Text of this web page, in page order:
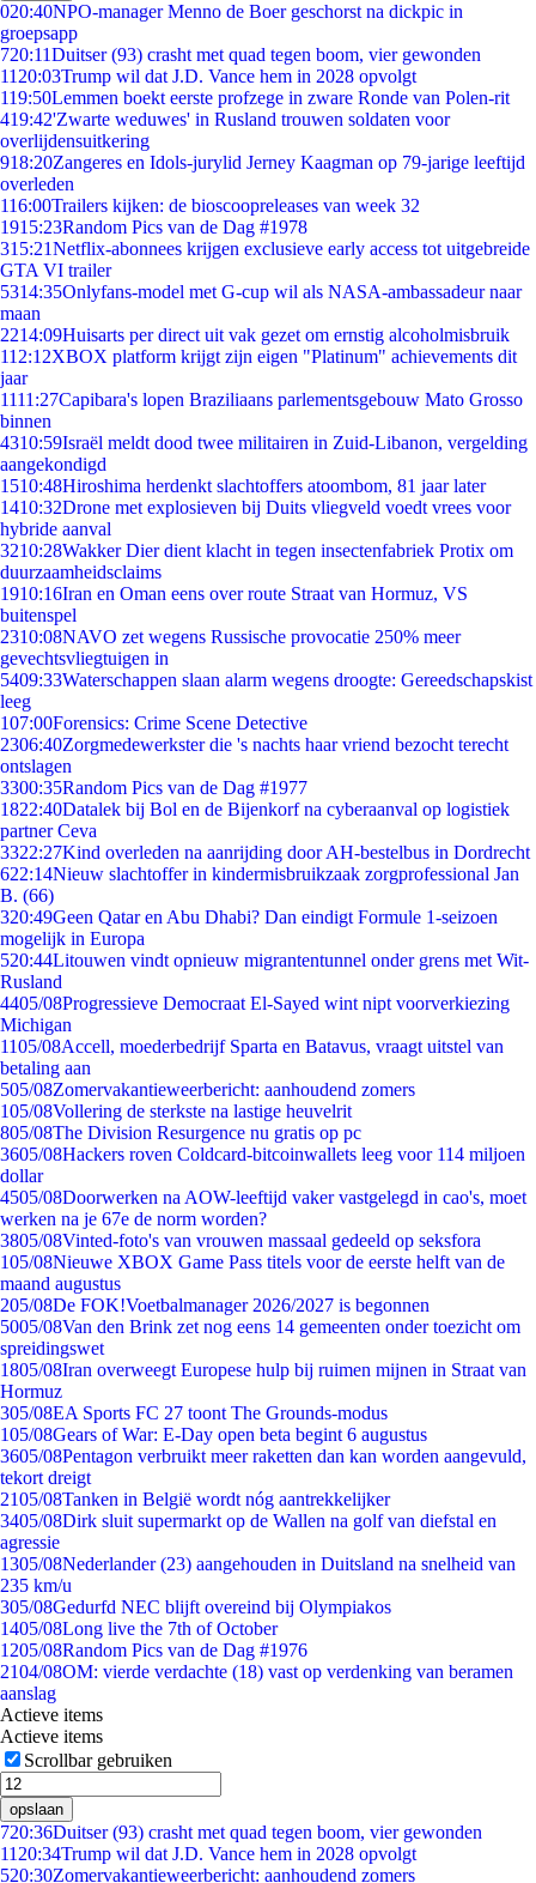
020:40NPO-manager Menno de Boer geschorst na dickpic in
groepsapp
720:11Duitser (93) crasht met quad tegen boom, vier gewonden
11 20:03Trump wil dat J.D. Vance hem in 2028 opvolgt
119:50Lemmen boekt eerste profzege in zware Ronde van Polen-rit
419:42'Zwarte weduwes' in Rusland trouwen soldaten voor
overlijdensuitkering
918:20Zangeres en Idols-jurylid Jerney Kaagman op 79-jarige leeftijd
overleden
116:00Trailers kijken: de bioscoopreleases van week 32
1915:23Random Pics van de Dag #1978
315:21Netflix-abonnees krijgen exclusieve early access tot uitgebreide
GTA VI trailer
5314:35Onlyfans-model met G-cup wil als NASA-ambassadeur naar
maan
2214:09Huisarts per direct uit vak gezet om ernstig alcoholmisbruik
112:12XBOX platform krijgt zijn eigen "Platinum" achievements dit
jaar
1111:27Capibara's lopen Braziliaans parlementsgebouw Mato Grosso
binnen
4310:59Israël meldt dood twee militairen in Zuid-Libanon, vergelding
aangekondigd
1510:48Hiroshima herdenkt slachtoffers atoombom, 81 jaar later
1410:32Drone met explosieven bij Duits vliegveld voedt vrees voor
hybride aanval
3210:28Wakker Dier dient klacht in tegen insectenfabriek Protix om
duurzaamheidsclaims
1910:16Iran en Oman eens over route Straat van Hormuz, VS
buitenspel
2310:08NAVO zet wegens Russische provocatie 250% meer
gevechtsvliegtuigen in
5409:33Waterschappen slaan alarm wegens droogte: Gereedschapskist
leeg
107:00Forensics: Crime Scene Detective
2306:40Zorgmedewerkster die 's nachts haar vriend bezocht terecht
ontslagen
3300:35Random Pics van de Dag #1977
1822:40Datalek bij Bol en de Bijenkorf na cyberaanval op logistiek
partner Ceva
3322:27Kind overleden na aanrijding door AH-bestelbus in Dordrecht
622:14Nieuw slachtoffer in kindermisbruikzaak zorgprofessional Jan
B. (66)
320:49Geen Qatar en Abu Dhabi? Dan eindigt Formule 1-seizoen
mogelijk in Europa
520:44Litouwen vindt opnieuw migrantentunnel onder grens met Wit-
Rusland
4405/08Progressieve Democraat El-Sayed wint nipt voorverkiezing
Michigan
1105/08Accell, moederbedrijf Sparta en Batavus, vraagt uitstel van
betaling aan
505/08Zomervakantieweerbericht: aanhoudend zomers
105/08Vollering de sterkste na lastige heuvelrit
805/08The Division Resurgence nu gratis op pc
3605/08Hackers roven Coldcard-bitcoinwallets leeg voor 114 miljoen
dollar
4505/08Doorwerken na AOW-leeftijd vaker vastgelegd in cao's, moet
werken na je 67e de norm worden?
3805/08Vinted-foto's van vrouwen massaal gedeeld op seksfora
105/08Nieuwe XBOX Game Pass titels voor de eerste helft van de
maand augustus
205/08De FOK!Voetbalmanager 2026/2027 is begonnen
5005/08Van den Brink zet nog eens 14 gemeenten onder toezicht om
spreidingswet
1805/08Iran overweegt Europese hulp bij ruimen mijnen in Straat van
Hormuz
305/08EA Sports FC 27 toont The Grounds-modus
105/08Gears of War: E-Day open beta begint 6 augustus
3605/08Pentagon verbruikt meer raketten dan kan worden aangevuld,
tekort dreigt
2105/08Tanken in België wordt nóg aantrekkelijker
3405/08Dirk sluit supermarkt op de Wallen na golf van diefstal en
agressie
1305/08Nederlander (23) aangehouden in Duitsland na snelheid van
235 km/u
305/08Gedurfd NEC blijft overeind bij Olympiakos
1405/08Long live the 7th of October
1205/08Random Pics van de Dag #1976
2104/08OM: vierde verdachte (18) vast op verdenking van beramen
aanslag
Actieve items
Actieve items
Scrollbar gebruiken
opslaan
720:36Duitser (93) crasht met quad tegen boom, vier gewonden
11 20:34Trump wil dat J.D. Vance hem in 2028 opvolgt
520:30Zomervakantieweerbericht: aanhoudend zomers